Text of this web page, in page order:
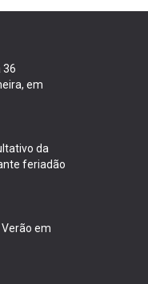
36
em
da
feriadão
em